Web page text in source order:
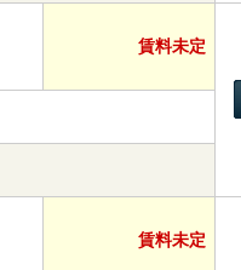
賃料未定
賃料未定